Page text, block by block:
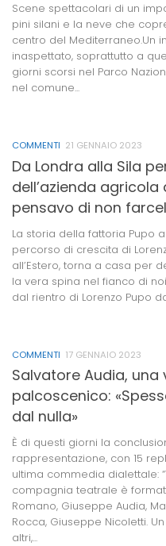
Scene spettacolari di un
pini silani e la neve che
centro del Mediterraneo.Un
inaspettato, soprattutto a
giorni scorsi nel Parco
nel comune...
COMMENTI 21 GENNAIO 2023
Da Londra alla Sila
dell’azienda agricola
pensavo di non
La storia della fattoria Pupo
percorso di crescita di
all’Estero, torna a casa per
la vera spina nel fianco di
dal rientro di Lorenzo Pupo
COMMENTI 17 GENNAIO 2023
Salvatore Audia,
palcoscenico:
dal nulla»
È di questi giorni la
rappresentazione, con 15
ultima commedia dialettale:
compagnia teatrale è
Romano, Giuseppe Audia,
Rocca, Giuseppe Nicoletti.
altri,...